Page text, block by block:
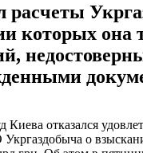
расчеты
которых она
Киева отказался
о